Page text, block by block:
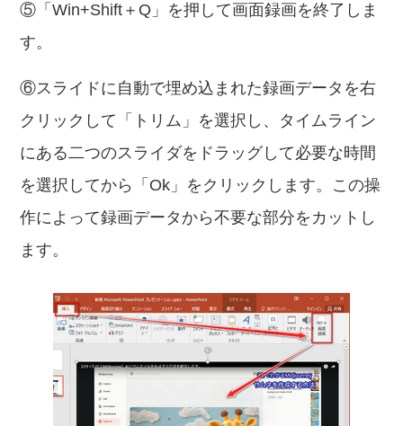
⑤「Win+Shift＋Q」を押して画面録画を終了しま
す。
⑥スライドに自動で埋め込まれた録画データを右
クリックして「トリム」を選択し、タイムライン
にある二つのスライダをドラッグして必要な時間
を選択してから「Ok」をクリックします。この操
作によって録画データから不要な部分をカットし
ます。